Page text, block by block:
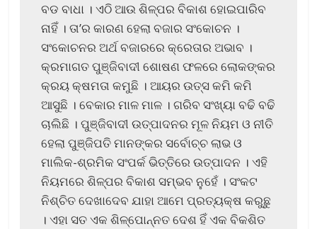
ବଡ ବାଧା । ଏଠି ଆଉ ଶିଳ୍ପର ବିକାଶ ହୋଇପାରିବ
ନାହିଁ । ତା’ର କାରଣ ହେଲା ବଜାର ସଂକୋଚନ ।
ସଂକୋଚନର ଅର୍ଥ ବଜାରରେ କ୍ରେତାର ଅଭାବ ।
କ୍ରମାଗତ ପୁଞ୍ଜିବାଦୀ ଶୋଷଣ ଫଳରେ ଲୋକଙ୍କର
କ୍ରୟ କ୍ଷମତା କମୁଛି । ଆୟର ଉତ୍ସ କମି କମି
ଆସୁଛି । ବେକାର ମାଳ ମାଳ । ଗରିବ ସଂଖ୍ୟା ବଢି ବଢି
ଚାଲିଛି । ପୁଞ୍ଜିବାଦୀ ଉତ୍ପାଦନର ମୂଳ ନିୟମ ଓ ନୀତି
ହେଲା ପୁଞ୍ଜିପତି ମାନଙ୍କର ସର୍ବୋଚ୍ଚ ଲାଭ ଓ
ମାଲିକ-ଶ୍ରମିକ ସଂପର୍କ ଭିତ୍ତିରେ ଉତ୍ପାଦନ । ଏହି
ନିୟମରେ ଶିଳ୍ପର ବିକାଶ ସମ୍ଭବ ନୁହେଁ । ସଂକଟ
ନିଶ୍ଚିତ ଦେଖାଦେବ ଯାହା ଆମେ ପ୍ରତ୍ୟକ୍ଷ କରୁଛୁ
। ଏହା ସତ ଏକ ଶିଳ୍ପୋନ୍ନତ ଦେଶ ହିଁ ଏକ ବିକଶିତ